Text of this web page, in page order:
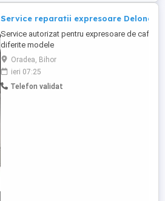
Service reparatii expresoare Delonghi
Service autorizat pentru expresoare de cafea
diferite modele
este gratuita.
Oradea, Bihor
ieri 07:25
Telefon validat